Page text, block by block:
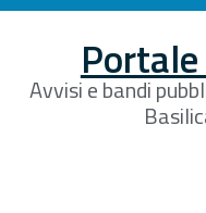
Avvisi e bandi